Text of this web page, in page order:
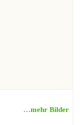
…mehr Bilder